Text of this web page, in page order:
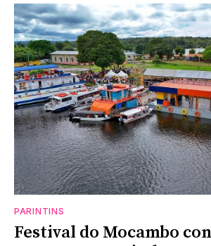
PARINTINS
Festival do Mocambo